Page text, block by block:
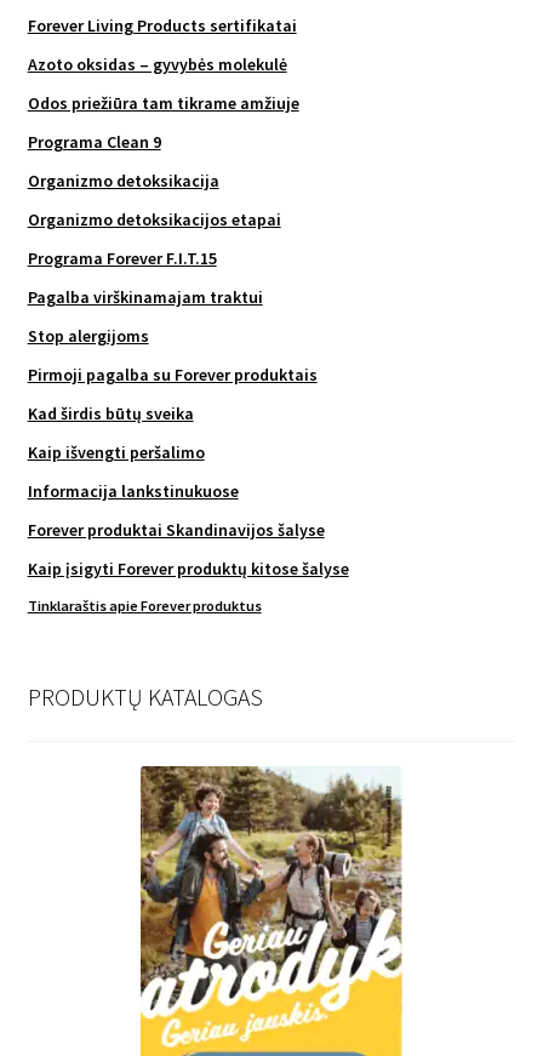
Forever Living Products sertifikatai
Azoto oksidas – gyvybės molekulė
Odos priežiūra tam tikrame amžiuje
Programa Clean 9
Organizmo detoksikacija
Organizmo detoksikacijos etapai
Programa Forever F.I.T.15
Pagalba virškinamajam traktui
Stop alergijoms
Pirmoji pagalba su Forever produktais
Kad širdis būtų sveika
Kaip išvengti peršalimo
Informacija lankstinukuose
Forever produktai Skandinavijos šalyse
Kaip įsigyti Forever produktų kitose šalyse
Tinklaraštis apie Forever produktus
PRODUKTŲ KATALOGAS